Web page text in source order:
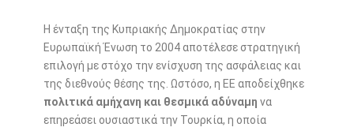
Η ένταξη της Κυπριακής Δημοκρατίας στην
Ευρωπαϊκή Ένωση το 2004 αποτέλεσε στρατηγική
επιλογή με στόχο την ενίσχυση της ασφάλειας και
της διεθνούς θέσης της. Ωστόσο, η ΕΕ αποδείχθηκε
πολιτικά αμήχανη και θεσμικά αδύναμη να
επηρεάσει ουσιαστικά την Τουρκία, η οποία